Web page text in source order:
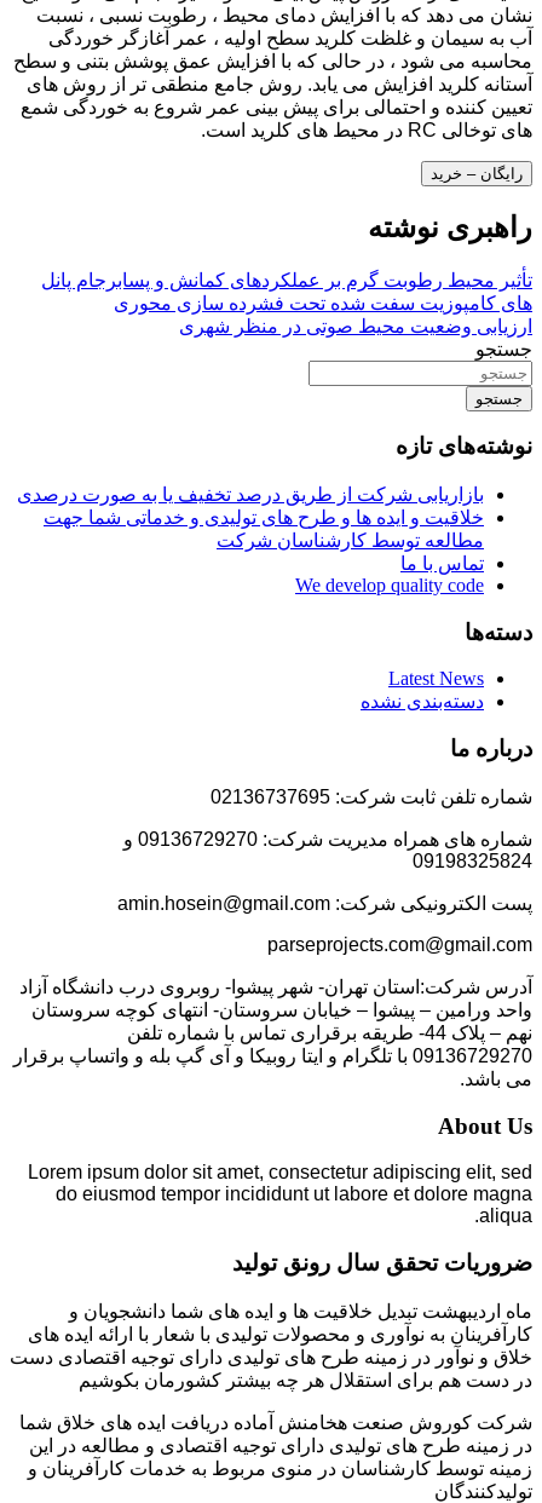
نشان می دهد که با افزایش دمای محیط ، رطوبت نسبی ، نسبت
آب به سیمان و غلظت کلرید سطح اولیه ، عمر آغازگر خوردگی
محاسبه می شود ، در حالی که با افزایش عمق پوشش بتنی و سطح
آستانه کلرید افزایش می یابد. روش جامع منطقی تر از روش های
تعیین کننده و احتمالی برای پیش بینی عمر شروع به خوردگی شمع
های توخالی RC در محیط های کلرید است.
رایگان – خرید
راهبری نوشته
تأثیر محیط رطوبت گرم بر عملکردهای کمانش و پسابرجام پانل
های کامپوزیت سفت شده تحت فشرده سازی محوری
ارزیابی وضعیت محیط صوتی در منظر شهری
جستجو
جستجو
نوشته‌های تازه
بازاریابی شرکت از طریق درصد تخفیف یا به صورت درصدی
خلاقیت و ایده ها و طرح های تولیدی و خدماتی شما جهت
مطالعه توسط کارشناسان شرکت
تماس با ما
We develop quality code
دسته‌ها
Latest News
دسته‌بندی نشده
درباره ما
شماره تلفن ثابت شرکت: 02136737695
شماره های همراه مدیریت شرکت: 09136729270 و
09198325824
پست الکترونیکی شرکت: amin.hosein@gmail.com
parseprojects.com@gmail.com
آدرس شرکت:استان تهران- شهر پیشوا- روبروی درب دانشگاه آزاد
واحد ورامین – پیشوا – خیابان سروستان- انتهای کوچه سروستان
نهم – پلاک 44- طریقه برقراری تماس با شماره تلفن
09136729270 با تلگرام و ایتا روبیکا و آی گپ بله و واتساپ برقرار
می باشد.
About Us
Lorem ipsum dolor sit amet, consectetur adipiscing elit, sed
do eiusmod tempor incididunt ut labore et dolore magna
aliqua.
ضروریات تحقق سال رونق تولید
ماه اردیبهشت تبدیل خلاقیت ها و ایده های شما دانشجویان و
کارآفرینان به نوآوری و محصولات تولیدی با شعار با ارائه ایده های
خلاق و نوآور در زمینه طرح های تولیدی دارای توجیه اقتصادی دست
در دست هم برای استقلال هر چه بیشتر کشورمان بکوشیم
شرکت کوروش صنعت هخامنش آماده دریافت ایده های خلاق شما
در زمینه طرح های تولیدی دارای توجیه اقتصادی و مطالعه در این
زمینه توسط کارشناسان در منوی مربوط به خدمات کارآفرینان و
تولیدکنندگان